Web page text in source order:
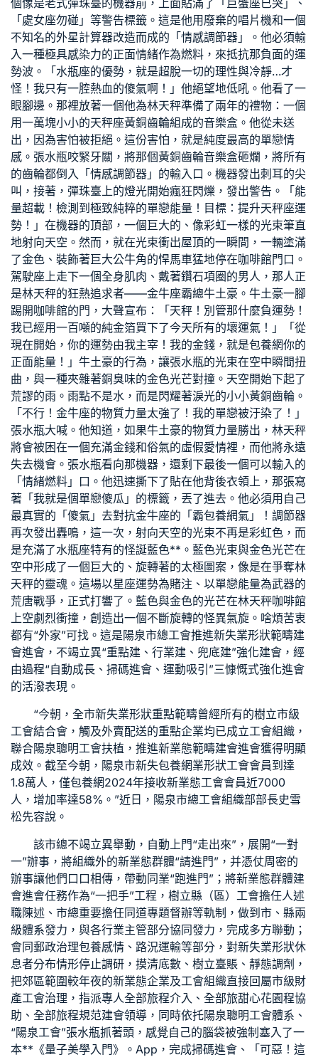
個像是老式彈珠臺的機器前，上面貼滿了「巨蟹座已哭」、
「處女座勿碰」等警告標籤。這是他用廢棄的唱片機和一個
不知名的外星計算器改造而成的「情感調節器」。他必須輸
入一種極具感染力的正面情緒作為燃料，來抵抗那負面的運
勢波。「水瓶座的優勢，就是超脫一切的理性與冷靜…才
怪！我只有一腔熱血的傻氣啊！」他絕望地低吼。他看了一
眼腳邊。那裡放著一個他為林天秤準備了兩年的禮物：一個
用一萬塊小小的天秤座黃銅齒輪組成的音樂盒。他從未送
出，因為害怕被拒絕。這份害怕，就是純度最高的單戀情
感。張水瓶咬緊牙關，將那個黃銅齒輪音樂盒砸爛，將所有
的齒輪都倒入「情感調節器」的輸入口。機器發出刺耳的尖
叫，接著，彈珠臺上的燈光開始瘋狂閃爍，發出警告。「能
量超載！檢測到極致純粹的單戀能量！目標：提升天秤座運
勢！」在機器的頂部，一個巨大的、像彩虹一樣的光束筆直
地射向天空。然而，就在光束衝出屋頂的一瞬間，一輛塗滿
了金色、裝飾著巨大公牛角的悍馬車猛地停在咖啡館門口。
駕駛座上走下一個全身肌肉、戴著鑽石項圈的男人，那人正
是林天秤的狂熱追求者——金牛座霸總牛土豪。牛土豪一腳
踢開咖啡館的門，大聲宣布：「天秤！別管那什麼負運勢！
我已經用一百噸的純金箔買下了今天所有的壞運氣！」「從
現在開始，你的運勢由我主宰！我的金錢，就是包養網你的
正面能量！」牛土豪的行為，讓張水瓶的光束在空中瞬間扭
曲，與一種夾雜著銅臭味的金色光芒對撞。天空開始下起了
荒謬的雨。雨點不是水，而是閃耀著淚光的小小黃銅齒輪。
「不行！金牛座的物質力量太強了！我的單戀被汙染了！」
張水瓶大喊。他知道，如果牛土豪的物質力量勝出，林天秤
將會被困在一個充滿金錢和俗氣的虛假愛情裡，而他將永遠
失去機會。張水瓶看向那機器，還剩下最後一個可以輸入的
「情緒燃料」口。他迅速撕下了貼在他背後衣領上，那張寫
著「我就是個單戀傻瓜」的標籤，丟了進去。他必須用自己
最真實的「傻氣」去對抗金牛座的「霸包養網氣」！調節器
再次發出轟鳴，這一次，射向天空的光束不再是彩虹色，而
是充滿了水瓶座特有的怪誕藍色**。藍色光束與金色光芒在
空中形成了一個巨大的、旋轉著的太極圖案，像是在爭奪林
天秤的靈魂。這場以星座運勢為賭注、以單戀能量為武器的
荒唐戰爭，正式打響了。藍色與金色的光芒在林天秤咖啡館
上空劇烈衝撞，創造出一個不斷旋轉的怪異氣旋。啥煩苦衷
都有“外家”可找。這是陽泉市總工會推進新失業形狀範疇建
會進會，不竭立異“重點建、行業建、兜底建”強化建會，經
由過程“自動成長、掃碼進會、運動吸引”三慷慨式強化進會
的活潑表現。
“今朝，全市新失業形狀重點範疇曾經所有的樹立市級
工會結合會，觸及外賣配送的重點企業均已成立工會組織，
聯合陽泉聰明工會扶植，推進新業態範疇建會進會獲得明顯
成效。截至今朝，陽泉市新失包養網業形狀工會會員到達
1.8萬人，僅包養網2024年接收新業態工會會員近7000
人，增加率達58%。”近日，陽泉市總工會組織部部長史雪
松先容說。
該市總不竭立異舉動，自動上門“走出來”，展開“一對
一”辦事，將組織外的新業態群體“請進門”，并憑仗周密的
辦事讓他們口口相傳，帶動同業“跑進門”；將新業態群體建
會進會任務作為“一把手”工程，樹立縣（區）工會擔任人述
職陳述、市總重要擔任同道專題督辦等軌制，做到市、縣兩
級體系發力，與各行業主管部分協同發力，完成多方聯動；
會同郵政治理包養感情 、路況運輸等部分，對新失業形狀休
息者分布情形停止調研，摸清底數、樹立臺賬、靜態調劑，
把郊區範圍較年夜的新業態企業及工會組織直接回屬市級財
產工會治理，指派專人全部旅程介入、全部旅甜心花園程協
助、全部旅程規范建會領導，同時依托陽泉聰明工會體系、
“陽泉工會”張水瓶抓著頭，感覺自己的腦袋被強制塞入了一
本**《量子美學入門》。App，完成掃碼進會、「可惡！這